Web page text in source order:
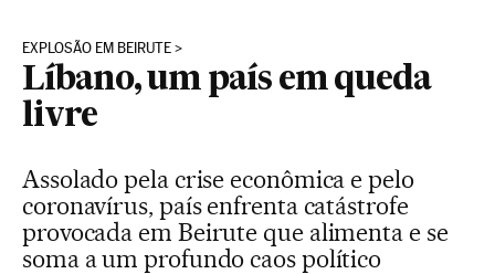
EXPLOSÃO EM BEIRUTE
Líbano, um país em queda
livre
Assolado pela crise econômica e pelo
coronavírus, país enfrenta catástrofe
provocada em Beirute que alimenta e se
soma a um profundo caos político